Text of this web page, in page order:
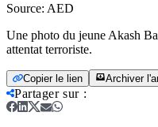
Source: AED
Une photo du jeune Akash
attentat terroriste.
Copier le lien Archiver
Partager sur: